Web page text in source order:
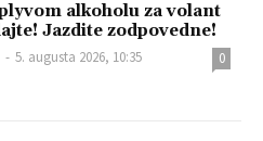
alkoholu za volant
Jazdite zodpovedne!
- 5. augusta 2026, 10:35 0